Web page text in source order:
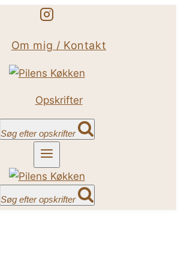
Om mig / Kontakt
Opskrifter
Søg efter opskrifter
Søg efter opskrifter